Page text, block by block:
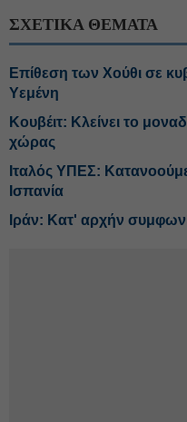
ΣΧΕΤΙΚΑ ΘΕΜΑΤΑ
Επίθεση των Χούθι σε
Υεμένη
Κουβέιτ: Κλείνει το
χώρας
Ιταλός ΥΠΕΣ:
Ισπανία
Ιράν: Κατ' αρχήν